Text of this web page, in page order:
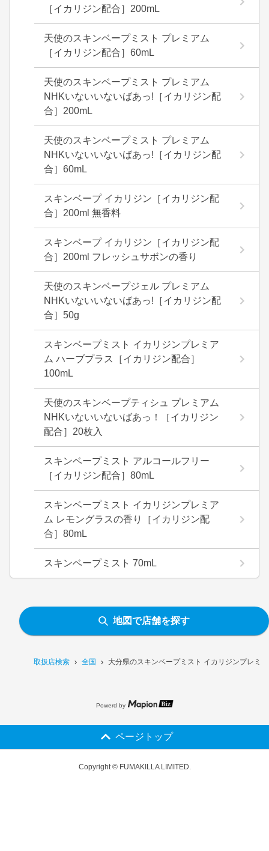
取扱店検索 全国 大分県のスキンベープミスト イカリジンプレミ
［イカリジン配合］200mL
天使のスキンベープミスト プレミアム
［イカリジン配合］60mL
天使のスキンベープミスト プレミアム
NHKいないいないばあっ!［イカリジン配
合］200mL
天使のスキンベープミスト プレミアム
NHKいないいないばあっ!［イカリジン配
合］60mL
スキンベープ イカリジン［イカリジン配
合］200ml 無香料
スキンベープ イカリジン［イカリジン配
合］200ml フレッシュサボンの香り
天使のスキンベープジェル プレミアム
NHKいないいないばあっ!［イカリジン配
合］50g
スキンベープミスト イカリジンプレミア
ム ハーブプラス［イカリジン配合］
100mL
天使のスキンベープティシュ プレミアム
NHKいないいないばあっ！［イカリジン
配合］20枚入
スキンベープミスト アルコールフリー
［イカリジン配合］80mL
スキンベープミスト イカリジンプレミア
ム レモングラスの香り［イカリジン配
合］80mL
スキンベープミスト 70mL
地図で店舗を探す
Powerd by
ページトップ
Copyright © FUMAKILLA LIMITED.